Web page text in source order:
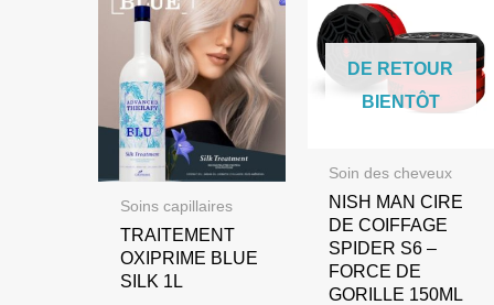
Soins capillaires
TRAITEMENT
OXIPRIME BLUE
SILK 1L
DE RETOUR
BIENTÔT
Soin des cheveux
NISH MAN CIRE
DE COIFFAGE
SPIDER S6 –
FORCE DE
GORILLE 150ML